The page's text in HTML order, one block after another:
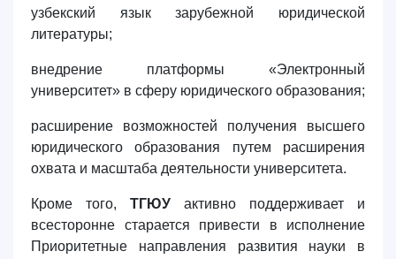
узбекский язык зарубежной юридической
литературы;
внедрение платформы «Электронный
университет» в сферу юридического образования;
расширение возможностей получения высшего
юридического образования путем расширения
охвата и масштаба деятельности университета.
Кроме того, ТГЮУ активно поддерживает и
всесторонне старается привести в исполнение
Приоритетные направления развития науки в